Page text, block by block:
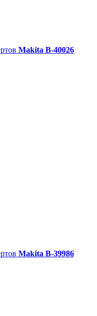
Makita B-40026
Makita B-39986